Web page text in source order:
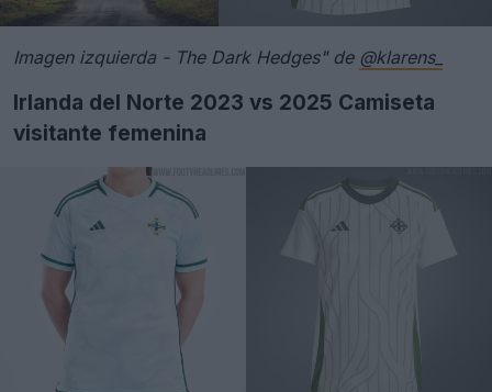
Imagen izquierda - The Dark Hedges" de @klarens_
Irlanda del Norte 2023 vs 2025 Camiseta
visitante femenina